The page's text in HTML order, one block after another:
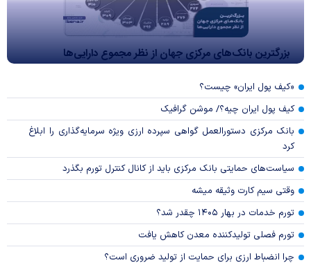
بزرگترین بانک‌های مرکزی جهان از نظر مجموع دارایی‌ها
«کیف پول ایران» چیست؟
کیف پول ایران چیه؟/ موشن گرافیک
بانک مرکزی دستورالعمل گواهی سپرده ارزی ویژه سرمایه‌گذاری را ابلاغ
کرد
سیاست‌های حمایتی بانک مرکزی باید از کانال کنترل تورم بگذرد
وقتی سیم کارت وثیقه میشه
تورم خدمات در بهار ۱۴۰۵ چقدر شد؟
تورم فصلی تولیدکننده معدن کاهش یافت
چرا انضباط ارزی برای حمایت از تولید ضروری است؟